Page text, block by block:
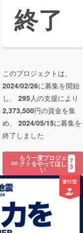
終了
このプロジェクトは、
2024/02/26に募集を開始
し、 295人の支援により
2,373,500円の資金を集
め、 2024/05/15に募集を
終了しました
もう一度プロジェ
クトをやってほし
い
7
3